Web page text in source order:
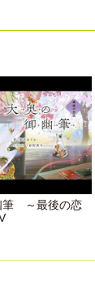
筆 ～最後の恋